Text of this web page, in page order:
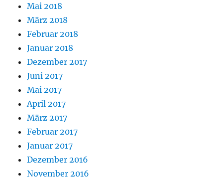
Mai 2018
März 2018
Februar 2018
Januar 2018
Dezember 2017
Juni 2017
Mai 2017
April 2017
März 2017
Februar 2017
Januar 2017
Dezember 2016
November 2016